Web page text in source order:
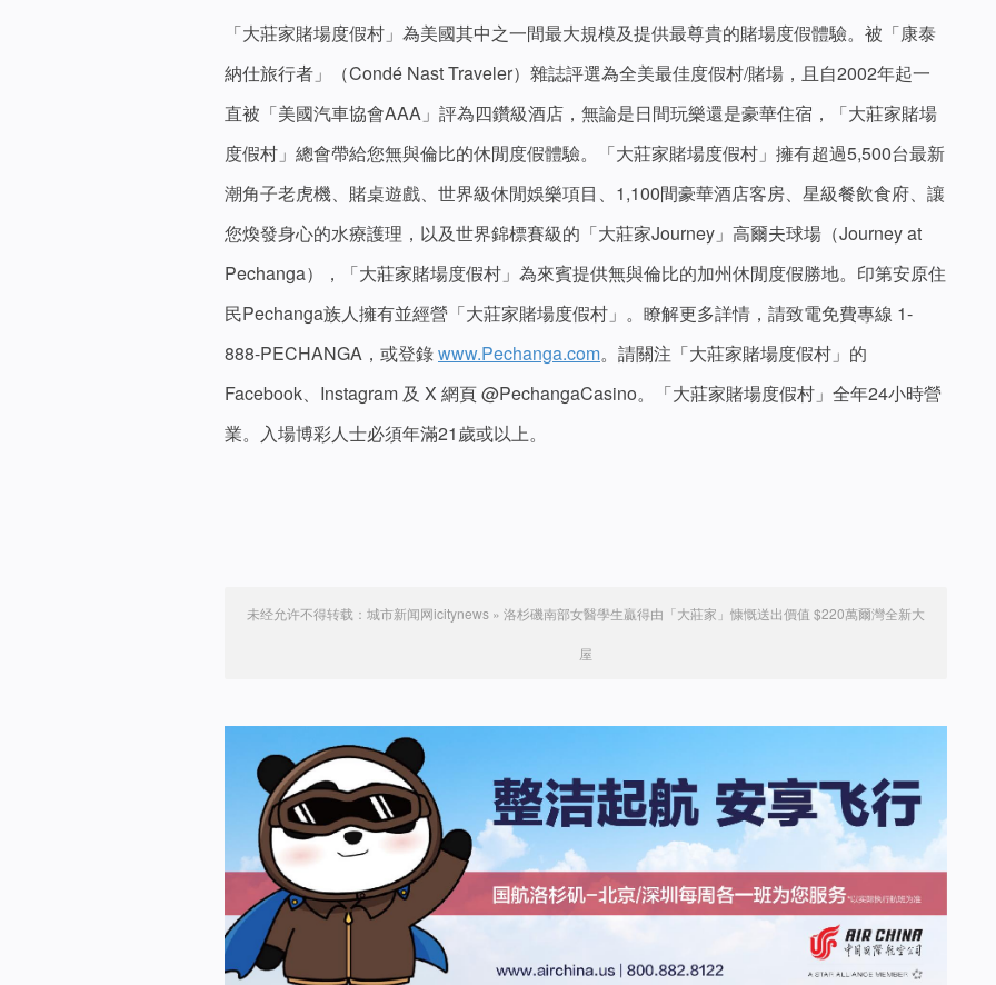
「大莊家賭場度假村」為美國其中之一間最大規模及提供最尊貴的賭場度假體驗。被「康泰
納仕旅行者」（Condé Nast Traveler）雜誌評選為全美最佳度假村/賭場，且自2002年起一
直被「美國汽車協會AAA」評為四鑽級酒店，無論是日間玩樂還是豪華住宿，「大莊家賭場
度假村」總會帶給您無與倫比的休閒度假體驗。「大莊家賭場度假村」擁有超過5,500台最新
潮角子老虎機、賭桌遊戲、世界級休閒娛樂項目、1,100間豪華酒店客房、星級餐飲食府、讓
您煥發身心的水療護理，以及世界錦標賽級的「大莊家Journey」高爾夫球場（Journey at
Pechanga），「大莊家賭場度假村」為來賓提供無與倫比的加州休閒度假勝地。印第安原住
民Pechanga族人擁有並經營「大莊家賭場度假村」。瞭解更多詳情，請致電免費專線 1-
888-PECHANGA，或登錄www.Pechanga.com。請關注「大莊家賭場度假村」的
Facebook、Instagram 及 X 網頁 @PechangaCasino。「大莊家賭場度假村」全年24小時營
業。入場博彩人士必須年滿21歲或以上。
未经允许不得转载： 城市新闻网icitynews » 洛杉磯南部女醫學生贏得由「大莊家」慷慨送出價值 $220萬爾灣全新大
屋